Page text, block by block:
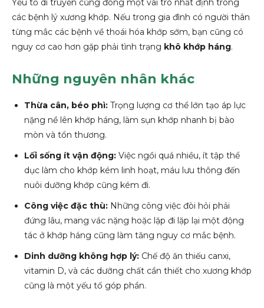
Yếu tố di truyền cũng đóng một vai trò nhất định trong
các bệnh lý xương khớp. Nếu trong gia đình có người thân
từng mắc các bệnh về thoái hóa khớp sớm, bạn cũng có
nguy cơ cao hơn gặp phải tình trạng khô khớp háng.
Những nguyên nhân khác
Thừa cân, béo phì: Trọng lượng cơ thể lớn tạo áp lực
nặng nề lên khớp háng, làm sụn khớp nhanh bị bào
mòn và tổn thương.
Lối sống ít vận động: Việc ngồi quá nhiều, ít tập thể
dục làm cho khớp kém linh hoạt, máu lưu thông đến
nuôi dưỡng khớp cũng kém đi.
Công việc đặc thù: Những công việc đòi hỏi phải
đứng lâu, mang vác nặng hoặc lặp đi lặp lại một động
tác ở khớp háng cũng làm tăng nguy cơ mắc bệnh.
Dinh dưỡng không hợp lý: Chế độ ăn thiếu canxi,
vitamin D, và các dưỡng chất cần thiết cho xương khớp
cũng là một yếu tố góp phần.